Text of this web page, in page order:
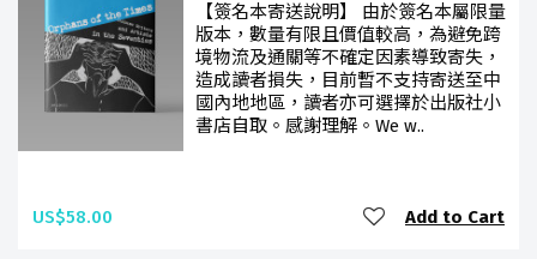
【簽名本寄送說明】 由於簽名本屬限量
版本，數量有限且價值較高，為避免跨
境物流及通關等不確定因素導致寄失，
造成讀者損失，目前暫不支持寄送至中
國內地地區，讀者亦可選擇於出版社小
書店自取。感謝理解。We w..
US$58.00 Add to Cart